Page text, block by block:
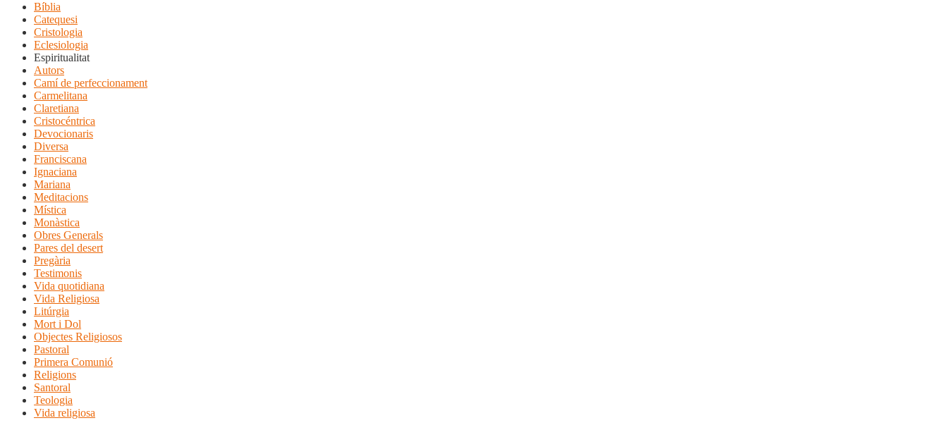
Bíblia
Catequesi
Cristologia
Eclesiologia
Espiritualitat
Autors
Camí de perfeccionament
Carmelitana
Claretiana
Cristocéntrica
Devocionaris
Diversa
Franciscana
Ignaciana
Mariana
Meditacions
Mística
Monàstica
Obres Generals
Pares del desert
Pregària
Testimonis
Vida quotidiana
Vida Religiosa
Litúrgia
Mort i Dol
Objectes Religiosos
Pastoral
Primera Comunió
Religions
Santoral
Teologia
Vida religiosa